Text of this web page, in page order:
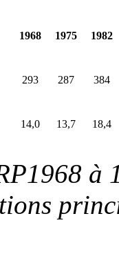
1968 1975 1982
293 287 384
14,0 13,7 18,4
à